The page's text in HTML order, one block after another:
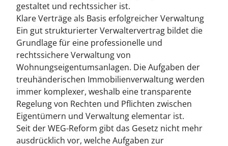
gestaltet und rechtssicher ist.
Klare Verträge als Basis erfolgreicher Verwaltung
Ein gut strukturierter Verwaltervertrag bildet die
Grundlage für eine professionelle und
rechtssichere Verwaltung von
Wohnungseigentumsanlagen. Die Aufgaben der
treuhänderischen Immobilienverwaltung werden
immer komplexer, weshalb eine transparente
Regelung von Rechten und Pflichten zwischen
Eigentümern und Verwaltung elementar ist.
Seit der WEG-Reform gibt das Gesetz nicht mehr
ausdrücklich vor, welche Aufgaben zur